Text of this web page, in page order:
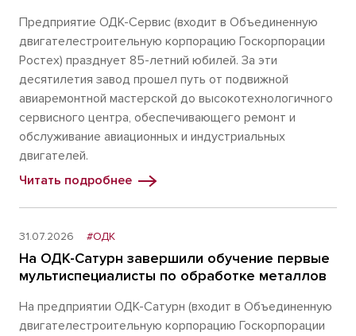
Предприятие ОДК-Сервис (входит в Объединенную
двигателестроительную корпорацию Госкорпорации
Ростех) празднует 85-летний юбилей. За эти
десятилетия завод прошел путь от подвижной
авиаремонтной мастерской до высокотехнологичного
сервисного центра, обеспечивающего ремонт и
обслуживание авиационных и индустриальных
двигателей.
Читать подробнее
31.07.2026 #ОДК
На ОДК-Сатурн завершили обучение первые
мультиспециалисты по обработке металлов
На предприятии ОДК-Сатурн (входит в Объединенную
двигателестроительную корпорацию Госкорпорации